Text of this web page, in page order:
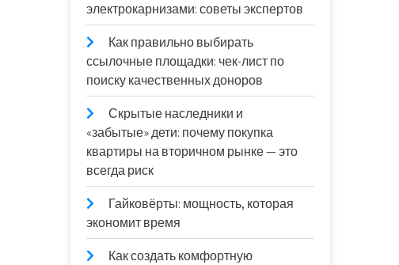
электрокарнизами: советы экспертов
Как правильно выбирать
ссылочные площадки: чек-лист по
поиску качественных доноров
Скрытые наследники и
«забытые» дети: почему покупка
квартиры на вторичном рынке — это
всегда риск
Гайковёрты: мощность, которая
экономит время
Как создать комфортную